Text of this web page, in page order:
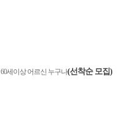
60세이상 어르신 누구나(선착순 모집)